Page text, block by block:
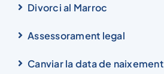
Divorci al Marroc
Assessorament legal
Canviar la data de naixement